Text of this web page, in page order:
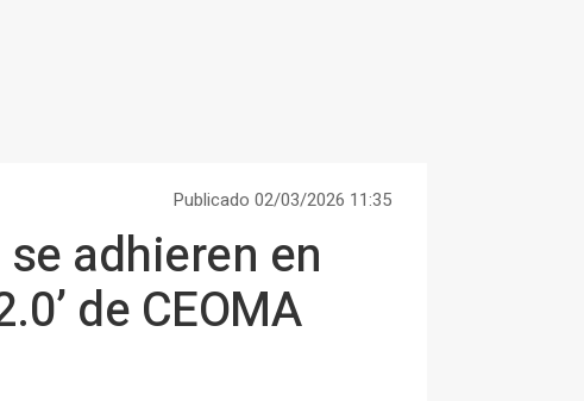
Publicado 02/03/2026 11:35
adhieren en
de CEOMA